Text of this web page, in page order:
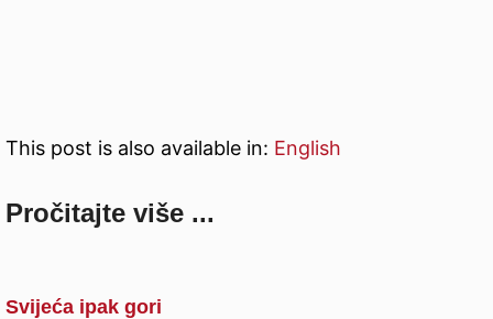
This post is also available in: English
Pročitajte više ...
Svijeća ipak gori